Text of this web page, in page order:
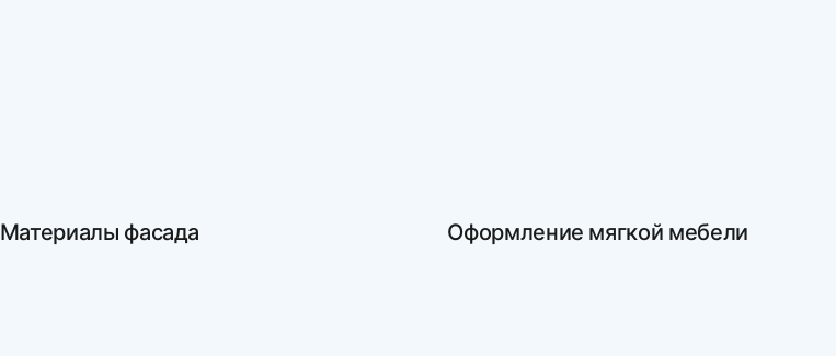
Материалы фасада Оформление мягкой мебели